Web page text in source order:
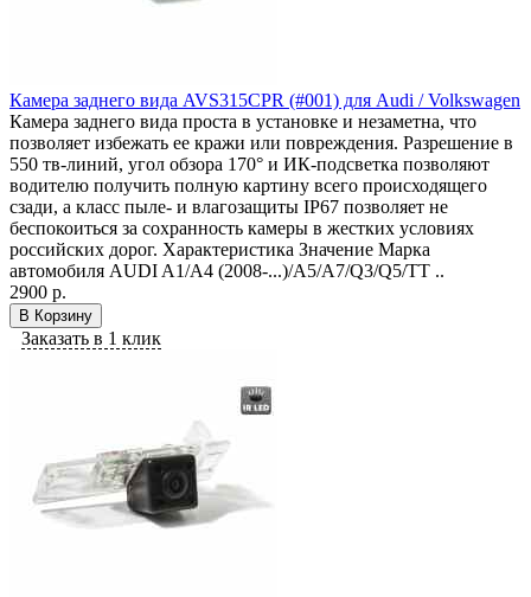
Камера заднего вида AVS315CPR (#001) для Audi / Volkswagen
Камера заднего вида проста в установке и незаметна, что
позволяет избежать ее кражи или повреждения. Разрешение в
550 тв-линий, угол обзора 170° и ИК-подсветка позволяют
водителю получить полную картину всего происходящего
сзади, а класс пыле- и влагозащиты IP67 позволяет не
беспокоиться за сохранность камеры в жестких условиях
российских дорог. Характеристика Значение Марка
автомобиля AUDI A1/A4 (2008-...)/A5/A7/Q3/Q5/TT ..
2900 р.
В Корзину
Заказать в 1 клик